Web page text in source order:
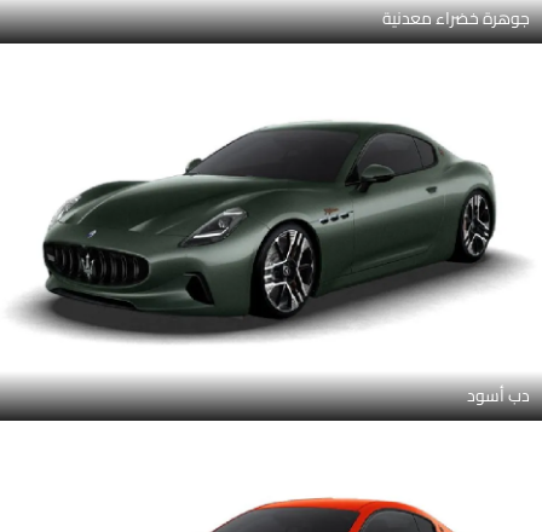
جوهرة خضراء معدنية
دب أسود